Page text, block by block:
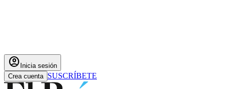
account_circle Inicia sesión
Crea cuenta SUSCRÍBETE